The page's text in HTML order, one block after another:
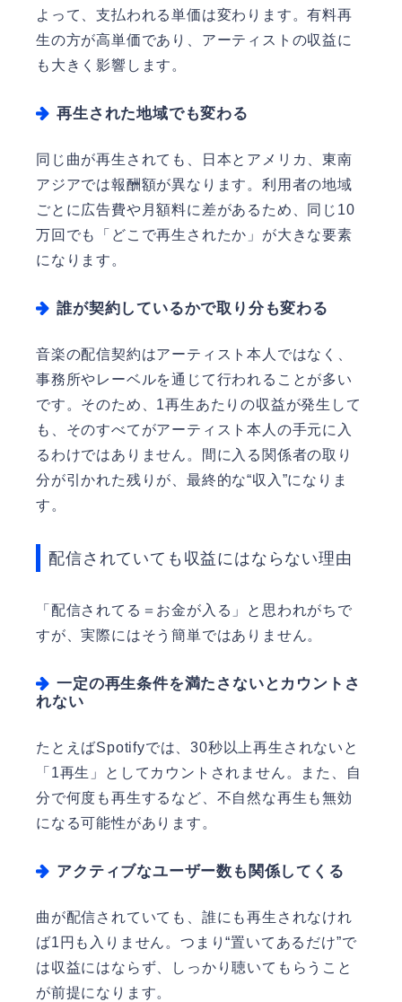
よって、支払われる単価は変わります。有料再
生の方が高単価であり、アーティストの収益に
も大きく影響します。
再生された地域でも変わる
同じ曲が再生されても、日本とアメリカ、東南
アジアでは報酬額が異なります。利用者の地域
ごとに広告費や月額料に差があるため、同じ10
万回でも「どこで再生されたか」が大きな要素
になります。
誰が契約しているかで取り分も変わる
音楽の配信契約はアーティスト本人ではなく、
事務所やレーベルを通じて行われることが多い
です。そのため、1再生あたりの収益が発生して
も、そのすべてがアーティスト本人の手元に入
るわけではありません。間に入る関係者の取り
分が引かれた残りが、最終的な“収入”になりま
す。
配信されていても収益にはならない理由
「配信されてる＝お金が入る」と思われがちで
すが、実際にはそう簡単ではありません。
一定の再生条件を満たさないとカウントさ
れない
たとえばSpotifyでは、30秒以上再生されないと
「1再生」としてカウントされません。また、自
分で何度も再生するなど、不自然な再生も無効
になる可能性があります。
アクティブなユーザー数も関係してくる
曲が配信されていても、誰にも再生されなけれ
ば1円も入りません。つまり“置いてあるだけ”で
は収益にはならず、しっかり聴いてもらうこと
が前提になります。